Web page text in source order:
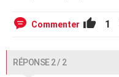
Commenter 1
RÉPONSE 2 / 2